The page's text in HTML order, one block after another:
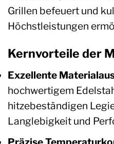
Grillen befeuert und
Höchstleistungen
Kernvorteile der
Exzellente
hochwertigem
hitzebeständigen
Langlebigkeit und